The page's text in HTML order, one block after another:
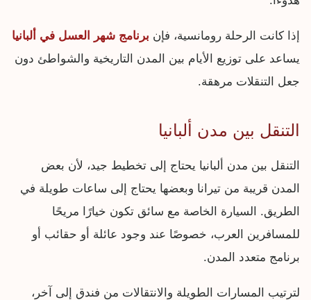
إذا كانت الرحلة رومانسية، فإن برنامج شهر العسل في ألبانيا
يساعد على توزيع الأيام بين المدن التاريخية والشواطئ دون
جعل التنقلات مرهقة.
التنقل بين مدن ألبانيا
التنقل بين مدن ألبانيا يحتاج إلى تخطيط جيد، لأن بعض
المدن قريبة من تيرانا وبعضها يحتاج إلى ساعات طويلة في
الطريق. السيارة الخاصة مع سائق تكون خيارًا مريحًا
للمسافرين العرب، خصوصًا عند وجود عائلة أو حقائب أو
برنامج متعدد المدن.
لترتيب المسارات الطويلة والانتقالات من فندق إلى آخر،